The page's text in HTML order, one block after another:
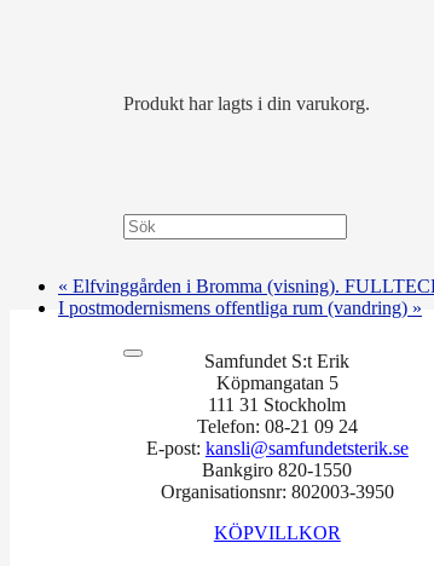
Produkt har lagts i din varukorg.
« Elfvinggården i Bromma (visning).
I postmodernismens offentliga rum (vandring) »
Samfundet S:t Erik
Köpmangatan 5
111 31 Stockholm
Telefon: 08-21 09 24
E-post: kansli@samfundetsterik.se
Bankgiro 820-1550
Organisationsnr: 802003-3950
KÖPVILLKOR